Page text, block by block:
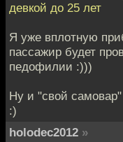
девкой до 25 лет
Я уже вплотную
пассажир будет
педофилии :)))
Ну и "свой
:)
holodec2012 »